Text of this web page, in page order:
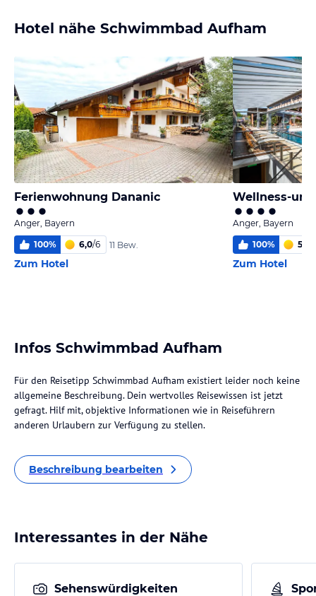
Hotel nähe Schwimmbad Aufham
Ferienwohnung Dananic
Anger, Bayern
100% 6,0/6 11 Bew.
Zum Hotel
Anger, Bayern
100% 5,8
Zum Hotel
Infos Schwimmbad Aufham
Für den Reisetipp Schwimmbad Aufham existiert leider noch keine
allgemeine Beschreibung. Dein wertvolles Reisewissen ist jetzt
gefragt. Hilf mit, objektive Informationen wie in Reiseführern
anderen Urlaubern zur Verfügung zu stellen.
Beschreibung bearbeiten
Interessantes in der Nähe
Sehenswürdigkeiten